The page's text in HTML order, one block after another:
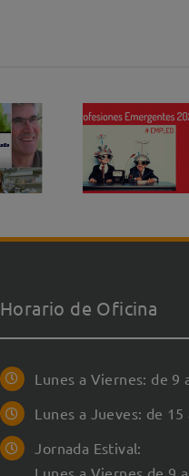
Horario de Oficina
Lunes a Viernes: de 9
Lunes a Jueves: de 15
Jornada Estival: